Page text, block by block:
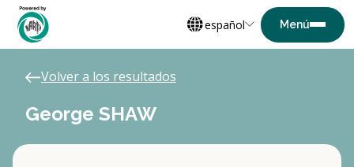
español
Volver a los resultados
George SHAW